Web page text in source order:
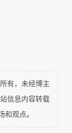
有，未经博主
信息内容转载
观点。